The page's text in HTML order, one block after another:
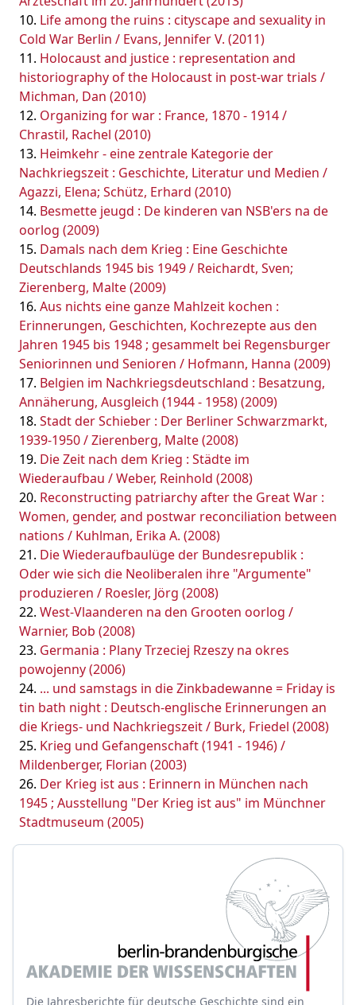
Life among the ruins : cityscape and sexuality in
Cold War Berlin / Evans, Jennifer V. (2011)
Holocaust and justice : representation and
historiography of the Holocaust in post-war trials /
Michman, Dan (2010)
Organizing for war : France, 1870 - 1914 /
Chrastil, Rachel (2010)
Heimkehr - eine zentrale Kategorie der
Nachkriegszeit : Geschichte, Literatur und Medien /
Agazzi, Elena; Schütz, Erhard (2010)
Besmette jeugd : De kinderen van NSB'ers na de
oorlog (2009)
Damals nach dem Krieg : Eine Geschichte
Deutschlands 1945 bis 1949 / Reichardt, Sven;
Zierenberg, Malte (2009)
Aus nichts eine ganze Mahlzeit kochen :
Erinnerungen, Geschichten, Kochrezepte aus den
Jahren 1945 bis 1948 ; gesammelt bei Regensburger
Seniorinnen und Senioren / Hofmann, Hanna (2009)
Belgien im Nachkriegsdeutschland : Besatzung,
Annäherung, Ausgleich (1944 - 1958) (2009)
Stadt der Schieber : Der Berliner Schwarzmarkt,
1939-1950 / Zierenberg, Malte (2008)
Die Zeit nach dem Krieg : Städte im
Wiederaufbau / Weber, Reinhold (2008)
Reconstructing patriarchy after the Great War :
Women, gender, and postwar reconciliation between
nations / Kuhlman, Erika A. (2008)
Die Wiederaufbaulüge der Bundesrepublik :
Oder wie sich die Neoliberalen ihre "Argumente"
produzieren / Roesler, Jörg (2008)
West-Vlaanderen na den Grooten oorlog /
Warnier, Bob (2008)
Germania : Plany Trzeciej Rzeszy na okres
powojenny (2006)
... und samstags in die Zinkbadewanne = Friday is
tin bath night : Deutsch-englische Erinnerungen an
die Kriegs- und Nachkriegszeit / Burk, Friedel (2008)
Krieg und Gefangenschaft (1941 - 1946) /
Mildenberger, Florian (2003)
Der Krieg ist aus : Erinnern in München nach
1945 ; Ausstellung "Der Krieg ist aus" im Münchner
Stadtmuseum (2005)
Die Jahresberichte für deutsche Geschichte sind ein